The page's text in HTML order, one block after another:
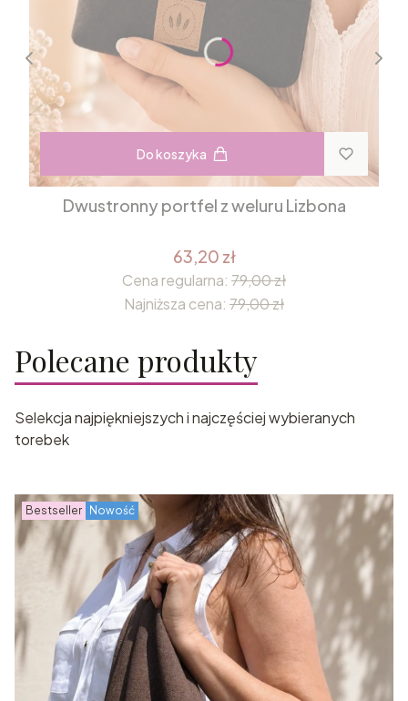
Do koszyka
Dwustronny portfel z weluru Lizbona
63,20 zł
Cena regularna: 79,00 zł
Najniższa cena: 79,00 zł
Polecane produkty
Selekcja najpiękniejszych i najczęściej wybieranych
torebek
Bestseller Nowość